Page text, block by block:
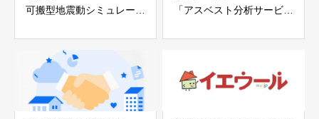
可搬型地震動シミュレータ
白山工業株式会社
「アスベスト分析サービ